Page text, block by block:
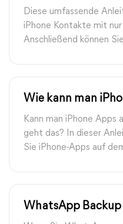
Klick: 5 Methoden
Diese umfassende
iPhone Kontakte mit
Anschließend können
Wie kann man
verwalten mit/ohne
Kann man iPhone Apps
geht das? In dieser
Sie iPhone-Apps auf
WhatsApp Backup
erstellen: 4